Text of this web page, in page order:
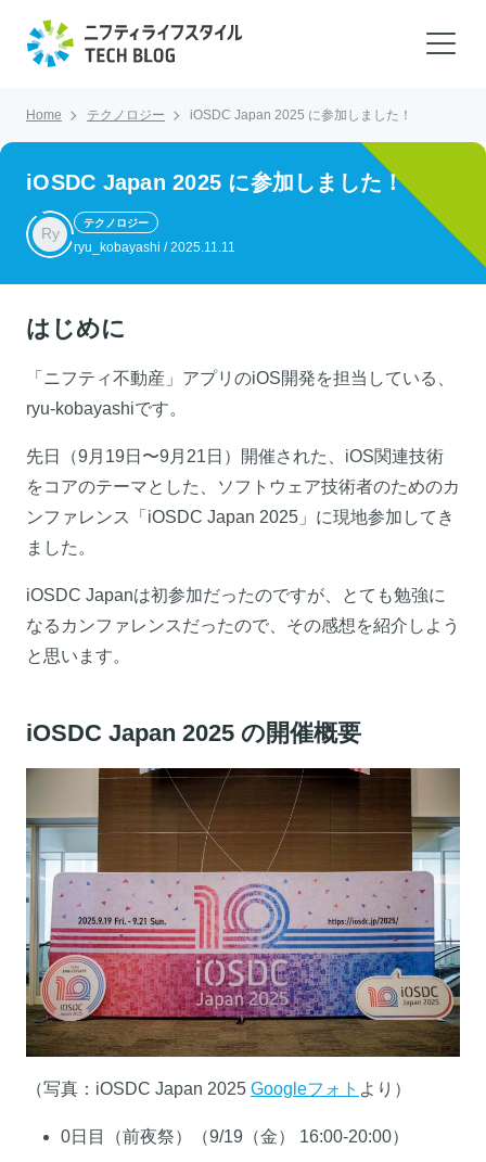
Home テクノロジー iOSDC Japan 2025 に参加しました！
iOSDC Japan 2025 に参加しました！
Ry
テクノロジー
ryu_kobayashi / 2025.11.11
はじめに
「ニフティ不動産」アプリのiOS開発を担当している、
ryu-kobayashiです。
先日（9月19日〜9月21日）開催された、iOS関連技術
をコアのテーマとした、ソフトウェア技術者のためのカ
ンファレンス「iOSDC Japan 2025」に現地参加してき
ました。
iOSDC Japanは初参加だったのですが、とても勉強に
なるカンファレンスだったので、その感想を紹介しよう
と思います。
iOSDC Japan 2025 の開催概要
（写真：iOSDC Japan 2025 Googleフォト より）
0日目（前夜祭）（9/19（金） 16:00-20:00）